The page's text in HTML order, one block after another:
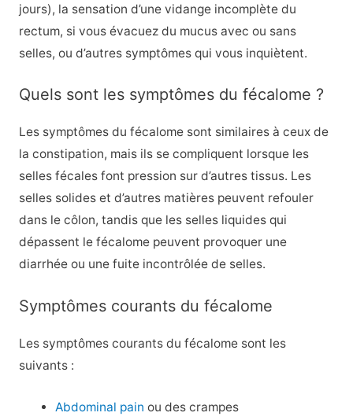
jours), la sensation d’une vidange incomplète du
rectum, si vous évacuez du mucus avec ou sans
selles, ou d’autres symptômes qui vous inquiètent.
Quels sont les symptômes du fécalome ?
Les symptômes du fécalome sont similaires à ceux de
la constipation, mais ils se compliquent lorsque les
selles fécales font pression sur d’autres tissus. Les
selles solides et d’autres matières peuvent refouler
dans le côlon, tandis que les selles liquides qui
dépassent le fécalome peuvent provoquer une
diarrhée ou une fuite incontrôlée de selles.
Symptômes courants du fécalome
Les symptômes courants du fécalome sont les
suivants :
Abdominal pain ou des crampes